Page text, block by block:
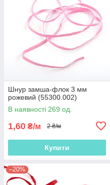
Шнур замша-флок 3 мм
рожевий (55300.002)
В наявності 269 од.
1,60 ₴/м 2 ₴/м
Купити
–20%